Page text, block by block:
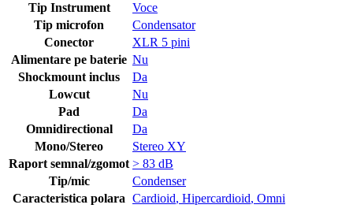
Tip Instrument
Voce
Tip microfon
Condensator
Conector
XLR 5 pini
Alimentare pe baterie Nu
Shockmount inclus
Da
Lowcut
Nu
Pad
Da
Omnidirectional
Da
Mono/Stereo
Stereo XY
Raport semnal/zgomot > 83 dB
Tip/mic
Condenser
Caracteristica polara Cardioid, Hipercardioid, Omni